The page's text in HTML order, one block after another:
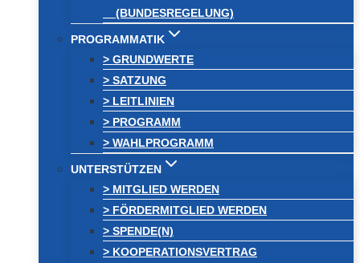
(BUNDESREGELUNG)
PROGRAMMATIK
> GRUNDWERTE
> SATZUNG
> LEITLINIEN
> PROGRAMM
> WAHLPROGRAMM
UNTERSTÜTZEN
> MITGLIED WERDEN
> FÖRDERMITGLIED WERDEN
> SPENDE(N)
> KOOPERATIONSVERTRAG